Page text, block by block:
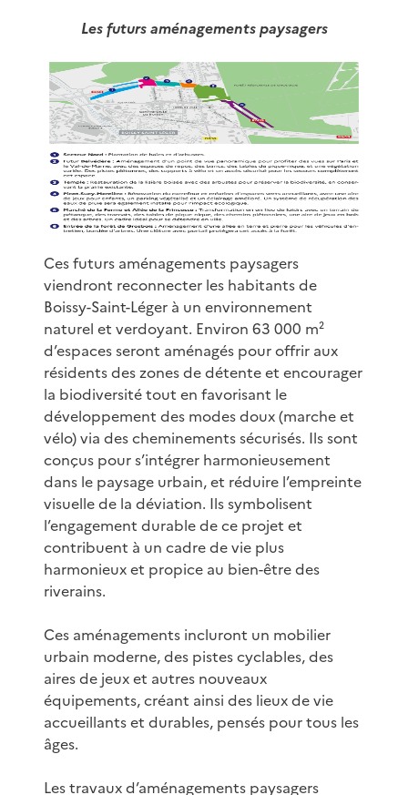
Les futurs aménagements paysagers
Ces futurs aménagements paysagers
viendront reconnecter les habitants de
Boissy-Saint-Léger à un environnement
naturel et verdoyant. Environ 63 000 m²
d’espaces seront aménagés pour offrir aux
résidents des zones de détente et encourager
la biodiversité tout en favorisant le
développement des modes doux (marche et
vélo) via des cheminements sécurisés. Ils sont
conçus pour s’intégrer harmonieusement
dans le paysage urbain, et réduire l’empreinte
visuelle de la déviation. Ils symbolisent
l’engagement durable de ce projet et
contribuent à un cadre de vie plus
harmonieux et propice au bien-être des
riverains.
Ces aménagements incluront un mobilier
urbain moderne, des pistes cyclables, des
aires de jeux et autres nouveaux
équipements, créant ainsi des lieux de vie
accueillants et durables, pensés pour tous les
âges.
Les travaux d’aménagements paysagers